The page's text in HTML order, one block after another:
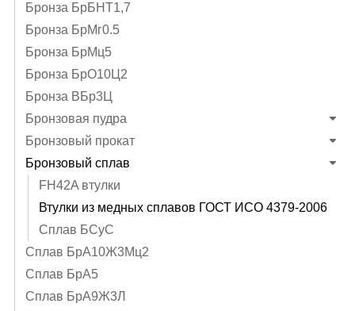
Бронза БрБНТ1,7
Бронза БрМг0.5
Бронза БрМц5
Бронза БрО10Ц2
Бронза ВБр3Ц
Бронзовая пудра
Бронзовый прокат
Бронзовый сплав
FH42A втулки
Втулки из медных сплавов ГОСТ ИСО 4379-2006
Сплав БСуС
Сплав БрА10Ж3Мц2
Сплав БрА5
Сплав БрА9Ж3Л